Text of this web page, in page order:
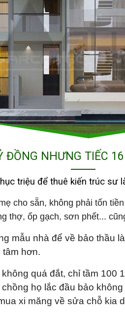
ĐỒNG NHƯNG TIẾC
triệu để thuê kiến trúc sư
cho sẵn, không phải tốn
thợ, ốp gạch, sơn phết...
mẫu nhà để về bảo thầu
tâm hơn.
quá đắt, chỉ tầm 100
họ lắc đầu bảo
xi măng về sửa chỗ kia